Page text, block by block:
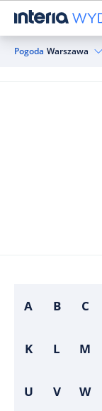
Pogoda Warszawa
A B C
K L M
U V W